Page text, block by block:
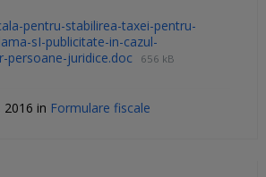
pentru-stabilirea-taxei-pentru-
sI-publicitate-in-cazul-
persoane-juridice.doc
656 kB
2016 in Formulare fiscale